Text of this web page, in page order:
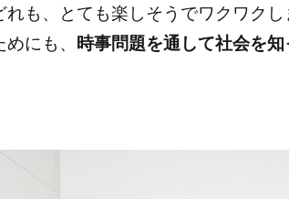
れも、とても楽しそうでワクワク
めにも、 時事問題を通して社会を